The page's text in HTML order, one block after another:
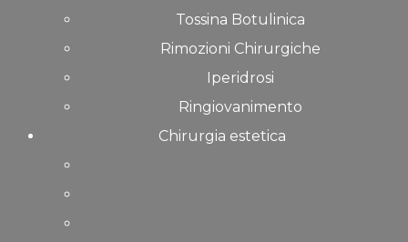
Tossina Botulinica
Rimozioni Chirurgiche
Iperidrosi
Ringiovanimento
Chirurgia estetica